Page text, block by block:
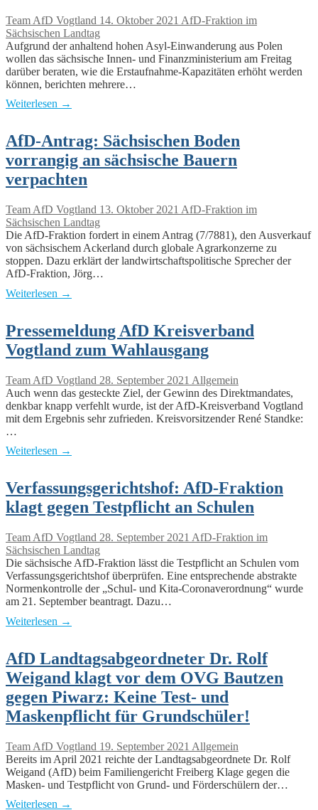
Team AfD Vogtland 14. Oktober 2021 AfD-Fraktion im
Sächsischen Landtag
Aufgrund der anhaltend hohen Asyl-Einwanderung aus Polen
wollen das sächsische Innen- und Finanzministerium am Freitag
darüber beraten, wie die Erstaufnahme-Kapazitäten erhöht werden
können, berichten mehrere…
Weiterlesen →
AfD-Antrag: Sächsischen Boden
vorrangig an sächsische Bauern
verpachten
Team AfD Vogtland 13. Oktober 2021 AfD-Fraktion im
Sächsischen Landtag
Die AfD-Fraktion fordert in einem Antrag (7/7881), den Ausverkauf
von sächsischem Ackerland durch globale Agrarkonzerne zu
stoppen. Dazu erklärt der landwirtschaftspolitische Sprecher der
AfD-Fraktion, Jörg…
Weiterlesen →
Pressemeldung AfD Kreisverband
Vogtland zum Wahlausgang
Team AfD Vogtland 28. September 2021 Allgemein
Auch wenn das gesteckte Ziel, der Gewinn des Direktmandates,
denkbar knapp verfehlt wurde, ist der AfD-Kreisverband Vogtland
mit dem Ergebnis sehr zufrieden. Kreisvorsitzender René Standke:
…
Weiterlesen →
Verfassungsgerichtshof: AfD-Fraktion
klagt gegen Testpflicht an Schulen
Team AfD Vogtland 28. September 2021 AfD-Fraktion im
Sächsischen Landtag
Die sächsische AfD-Fraktion lässt die Testpflicht an Schulen vom
Verfassungsgerichtshof überprüfen. Eine entsprechende abstrakte
Normenkontrolle der „Schul- und Kita-Coronaverordnung“ wurde
am 21. September beantragt. Dazu…
Weiterlesen →
AfD Landtagsabgeordneter Dr. Rolf
Weigand klagt vor dem OVG Bautzen
gegen Piwarz: Keine Test- und
Maskenpflicht für Grundschüler!
Team AfD Vogtland 19. September 2021 Allgemein
Bereits im April 2021 reichte der Landtagsabgeordnete Dr. Rolf
Weigand (AfD) beim Familiengericht Freiberg Klage gegen die
Masken- und Testpflicht von Grund- und Förderschülern der…
Weiterlesen →